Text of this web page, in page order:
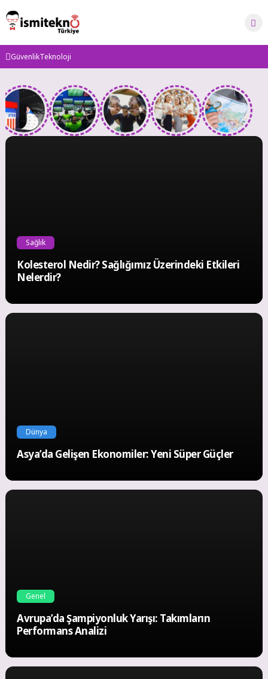
to
content
GüvenlikTeknoloji
İsmi
Tekno
Sağlık
Kolesterol Nedir? Sağlığımız Üzerindeki Etkileri
Nelerdir?
Dünya
Asya’da Gelişen Ekonomiler: Yeni Süper Güçler
Genel
Avrupa’da Şampiyonluk Yarışı: Takımların
Performans Analizi